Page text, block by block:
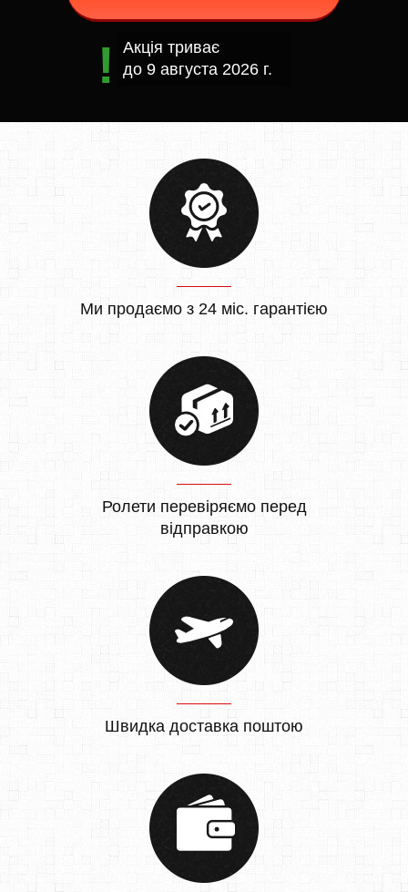
Акція триває
до 9 августа 2026 г.
Ми продаємо з 24 міс. гарантією
Ролети перевіряємо перед
відправкою
Швидка доставка поштою